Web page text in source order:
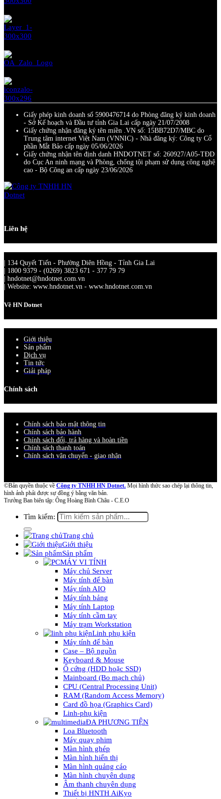
Giấy phép kinh doanh số 5900476714 do Phòng đăng ký kinh doanh
- Sở Kế hoạch và Đầu tư tỉnh Gia Lai cấp ngày 21/07/2008
Giấy chứng nhận đăng ký tên miền .VN số: 15BB72D7/MBC do
Trung tâm internet Việt Nam (VNNIC) - Nhà đăng ký: Công ty Cổ
phần Mắt Bảo cấp ngày 05/06/2026
Giấy chứng nhận tên định danh HNDOTNET số: 260927/A05-TĐD
do Cục An ninh mạng và Phòng, chống tội phạm sử dụng công nghệ
cao - Bộ Công an cấp ngày 23/06/2026
Liên hệ
| 134 Quyết Tiến - Phường Diên Hồng - Tỉnh Gia Lai
| 1800 9379 - (0269) 3823 671 - 377 79 79
| hndotnet@hndotnet.com.vn
| Website: www.hndotnet.vn - www.hndotnet.com.vn
Về HN Dotnet
Giới thiệu
Sản phẩm
Dịch vụ
Tin tức
Giải pháp
Chính sách
Chính sách bảo mật thông tin
Chính sách bảo hành
Chính sách đổi, trả hàng và hoàn tiền
Chính sách thanh toán
Chính sách vận chuyển - giao nhận
©Bản quyền thuộc về Công ty TNHH HN Dotnet. Mọi hình thức sao chép lại thông tin,
hình ảnh phải được sự đồng ý bằng văn bản.
Trưởng Ban biên tập: Ông Hoàng Bình Châu - C.E.O
Tìm kiếm:
Trang chủ
Giới thiệu
Sản phẩm
MÁY VI TÍNH
Máy chủ Server
Máy tính để bàn
Máy tính AIO
Máy tính bảng
Máy tính Laptop
Máy tính cầm tay
Máy trạm Workstation
Linh phụ kiện
Máy tính để bàn
Case – Bộ nguồn
Keyboard & Mouse
Ổ cứng (HDD hoặc SSD)
Mainboard (Bo mạch chủ)
CPU (Central Processing Unit)
RAM (Random Access Memory)
Card đồ họa (Graphics Card)
Linh-phụ kiện
ĐA PHƯƠNG TIỆN
Loa Bluetooth
Máy quay phim
Màn hình ghép
Màn hình hiển thị
Màn hình quảng cáo
Màn hình chuyên dụng
Âm thanh chuyên dụng
Thiết bị HNTH AiKyo